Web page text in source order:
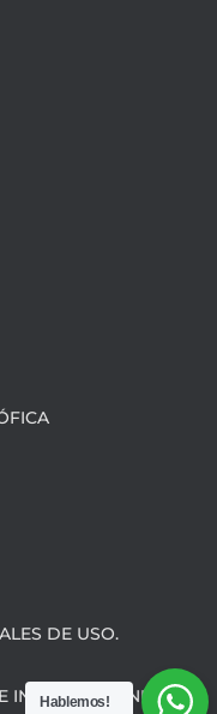
DE USO.
INTEGRIDAD NUOVO
Hablemos!